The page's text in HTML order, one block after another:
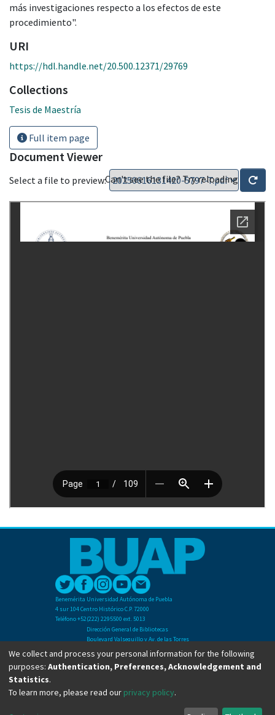
más investigaciones respecto a los efectos de este
procedimiento".
URI
https://hdl.handle.net/20.500.12371/29769
Collections
Tesis de Maestría
Full item page
Document Viewer
Select a file to preview:Can't see the file? Try reloading
Benemérita Universidad Autónoma de Puebla
4 sur 104 Centro Histórico C.P. 72000
Teléfono +52(222) 2295500 ext. 5013
Dirección General de Bibliotecas
Boulevard Valsequillo y Av. de las Torres
Ciudad Universitaria. Col. San Manuel
C.P. 72570
Teléfono +52 (222) 2295500 Ext 2901
We collect and process your personal information for the following
purposes: Authentication, Preferences, Acknowledgement and
Statistics.
To learn more, please read our privacy policy.